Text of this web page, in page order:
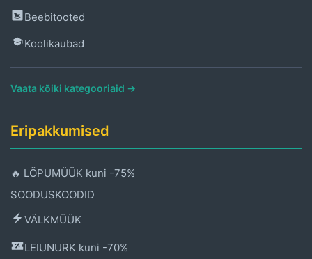
Beebitooted
Koolikaubad
Vaata kõiki kategooriaid →
Eripakkumised
🔥 LÕPUMÜÜK kuni -75%
SOODUSKOODID
VÄLKMÜÜK
LEIUNURK kuni -70%